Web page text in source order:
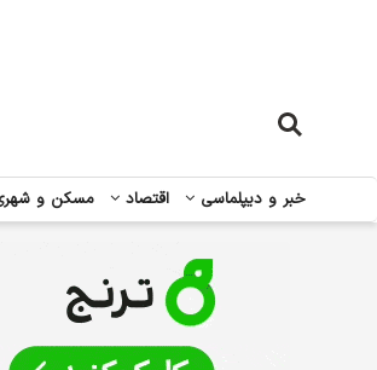
خبر و دیپلماسی اقتصاد مسکن و